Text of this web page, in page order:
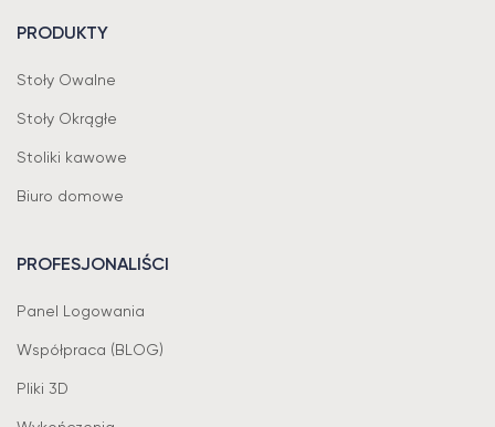
PRODUKTY
Stoły Owalne
Stoły Okrągłe
Stoliki kawowe
Biuro domowe
PROFESJONALIŚCI
Panel Logowania
Współpraca (BLOG)
Pliki 3D